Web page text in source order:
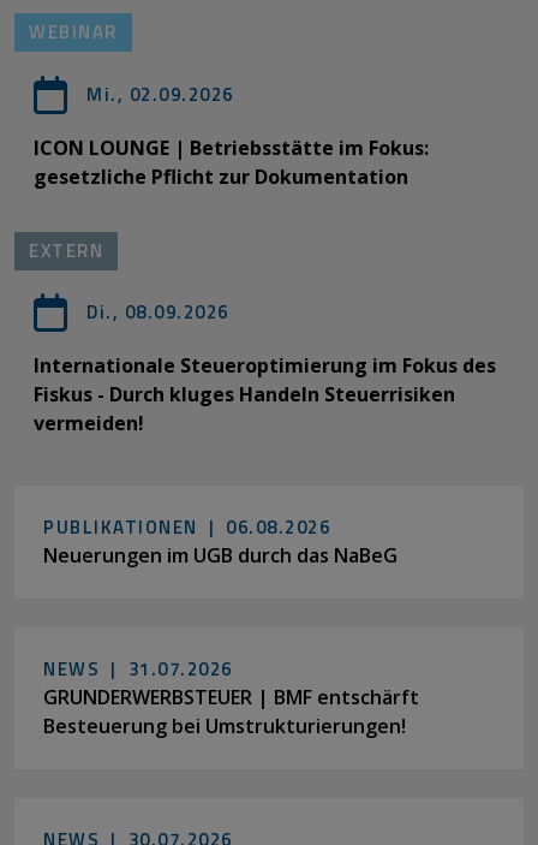
WEBINAR
Mi., 02.09.2026
ICON LOUNGE | Betriebsstätte im Fokus:
gesetzliche Pflicht zur Dokumentation
EXTERN
Di., 08.09.2026
Internationale Steueroptimierung im Fokus des
Fiskus - Durch kluges Handeln Steuerrisiken
vermeiden!
PUBLIKATIONEN | 06.08.2026
Neuerungen im UGB durch das NaBeG
NEWS | 31.07.2026
GRUNDERWERBSTEUER | BMF entschärft
Besteuerung bei Umstrukturierungen!
NEWS | 30.07.2026